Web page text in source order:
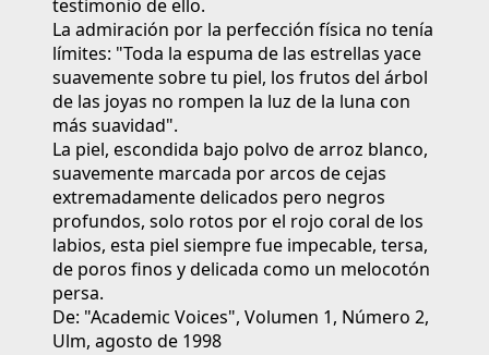
testimonio de ello.
La admiración por la perfección física no tenía
límites: "Toda la espuma de las estrellas yace
suavemente sobre tu piel, los frutos del árbol
de las joyas no rompen la luz de la luna con
más suavidad".
La piel, escondida bajo polvo de arroz blanco,
suavemente marcada por arcos de cejas
extremadamente delicados pero negros
profundos, solo rotos por el rojo coral de los
labios, esta piel siempre fue impecable, tersa,
de poros finos y delicada como un melocotón
persa.
De: "Academic Voices", Volumen 1, Número 2,
Ulm, agosto de 1998